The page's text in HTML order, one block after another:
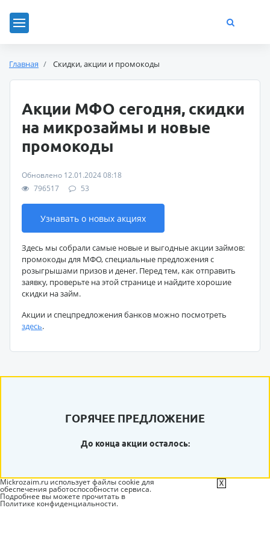
Главная Скидки, акции и промокоды
Акции МФО сегодня, скидки
на микрозаймы и новые
промокоды
Обновлено 12.01.2024 08:18
796517
53
Узнавать о новых акциях
Здесь мы собрали самые новые и выгодные акции займов:
промокоды для МФО, специальные предложения с
розыгрышами призов и денег. Перед тем, как отправить
заявку, проверьте на этой странице и найдите хорошие
скидки на займ.
Акции и спецпредложения банков можно посмотреть
здесь.
ГОРЯЧЕЕ ПРЕДЛОЖЕНИЕ
До конца акции осталось:
Mickrozaim.ru использует файлы cookie для
обеспечения работоспособности сервиса.
Подробнее вы можете прочитать в
Политике конфиденциальности.
X